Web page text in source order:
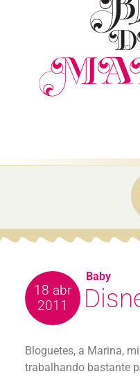
18 abr
2011
Bloguetes, a Marina,
trabalhando bastante
Baby